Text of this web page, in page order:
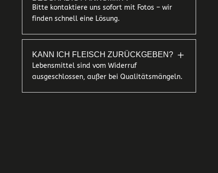
Bitte kontaktiere uns sofort mit Fotos – wir
finden schnell eine Lösung.
KANN ICH FLEISCH ZURÜCKGEBEN? L
Lebensmittel sind vom Widerruf
ausgeschlossen, außer bei Qualitätsmängeln.